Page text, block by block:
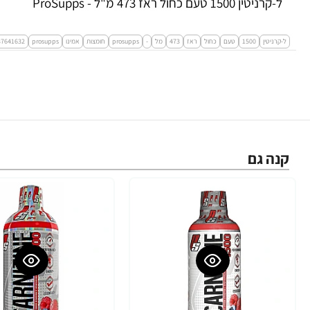
ל-קרניטין 1500 טעם כחול ראז 473 מל -
prosupps חומצות אמינו prosupps
קנה גם